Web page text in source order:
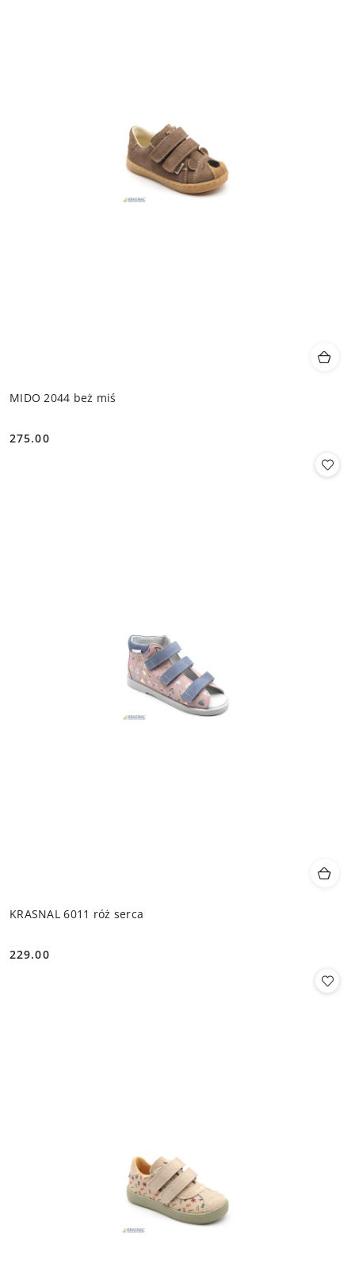
MIDO 2044 beż miś
Cena:
275.00
KRASNAL 6011 róż serca
Cena:
229.00